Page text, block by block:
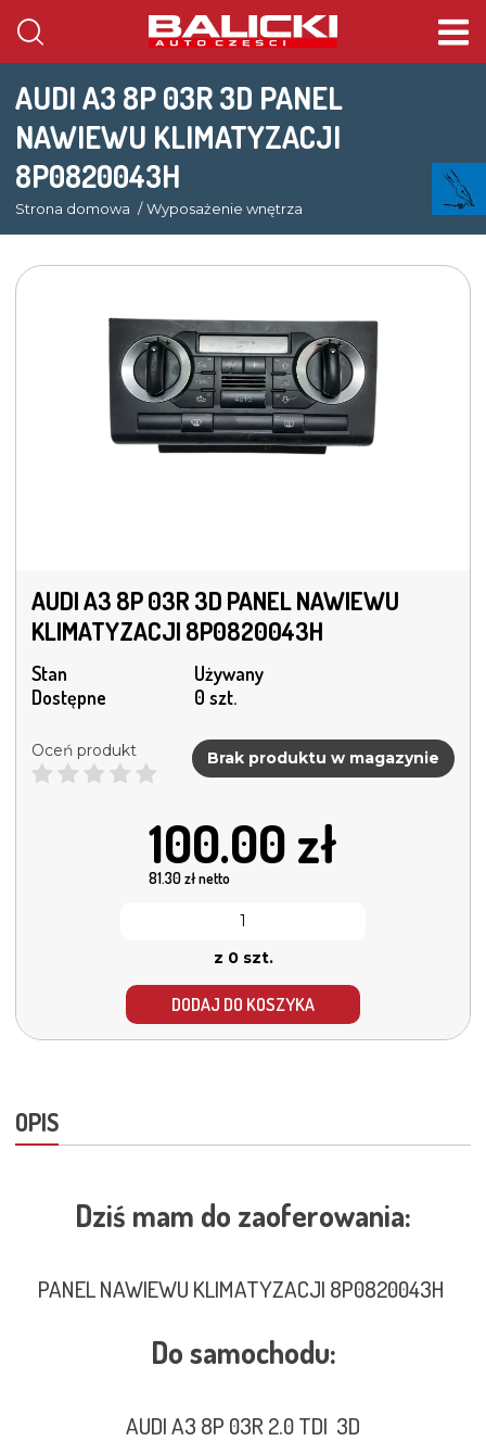
AUDI A3 8P 03R 3D PANEL
NAWIEWU KLIMATYZACJI
8P0820043H
Strona domowa Wyposażenie wnętrza
AUDI A3 8P 03R 3D PANEL NAWIEWU
KLIMATYZACJI 8P0820043H
Stan
Używany
Dostępne
0 szt.
Oceń produkt Brak produktu w magazynie
100.00 zł
81.30zł netto
z 0 szt.
DODAJ DO KOSZYKA
OPIS
Dziś mam do zaoferowania:
PANEL NAWIEWU KLIMATYZACJI 8P0820043H
Do samochodu:
AUDI A3 8P 03R 2.0 TDI 3D